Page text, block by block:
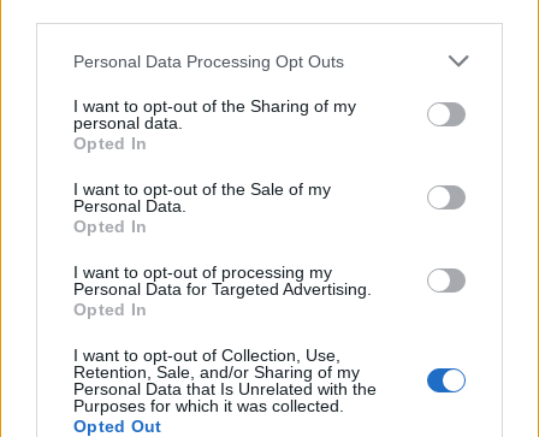
Personal Data Processing Opt Outs
I want to opt-out of the Sharing of my
personal data.
Opted In
I want to opt-out of the Sale of my
Personal Data.
Opted In
I want to opt-out of processing my
Personal Data for Targeted Advertising.
Opted In
I want to opt-out of Collection, Use,
Retention, Sale, and/or Sharing of my
Personal Data that Is Unrelated with the
Purposes for which it was collected.
Opted Out
Αγρανιώτη. Η συμβολή της, η άψογη συνεργασία
και ο συντονισμός της όλης προσπάθειας υπήρξαν
ολοκλήρωση της δωρεάς.
Η τοπική αυτοδιοίκηση και οι κοινωνικοί φορείς
της Βόρειας Κυνουρίας αποδεικνύουν καθημερινά
ότι η αλληλεγγύη δεν γνωρίζει σύνορα,
στηρίζοντας με κάθε διαθέσιμο μέσο όσους έχουν
ανάγκη.
Διάβασε σχετικά